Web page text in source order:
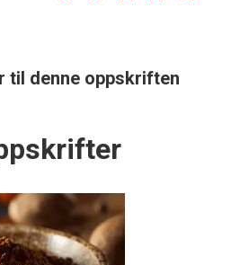
til denne oppskriften